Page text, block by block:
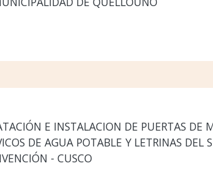
E INSTALACION DE PUERTAS DE
DE AGUA POTABLE Y LETRINAS DEL
- CUSCO